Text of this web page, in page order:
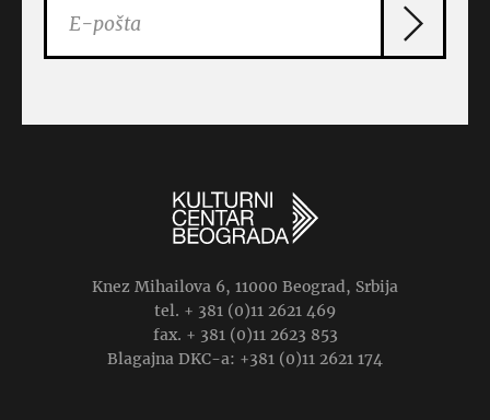
Knez Mihailova 6, 11000 Beograd, Srbija
tel. + 381 (0)11 2621 469
fax. + 381 (0)11 2623 853
Blagajna DKC-a: +381 (0)11 2621 174